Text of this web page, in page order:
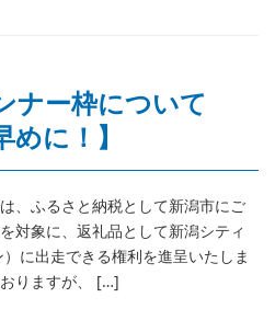
ナー枠について
めに！】
、ふるさと納税として新潟市にご
対象に、返礼品として新潟シティ
に出走できる権利を進呈いたしま
りますが、 […]